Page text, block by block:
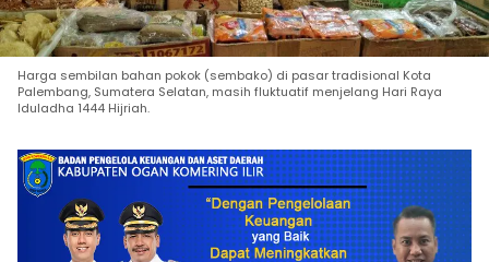
Harga sembilan bahan pokok (sembako) di pasar tradisional Kota
Palembang, Sumatera Selatan, masih fluktuatif menjelang Hari Raya
Iduladha 1444 Hijriah.